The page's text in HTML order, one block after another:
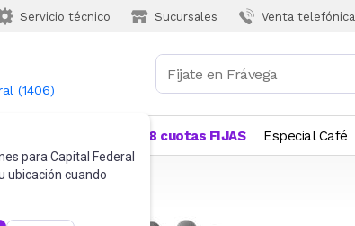
Servicio técnico Sucursales Venta telefónica
(1406)
para Capital Federal
ubicación cuando
18 cuotas FIJAS Especial Café
Guantes